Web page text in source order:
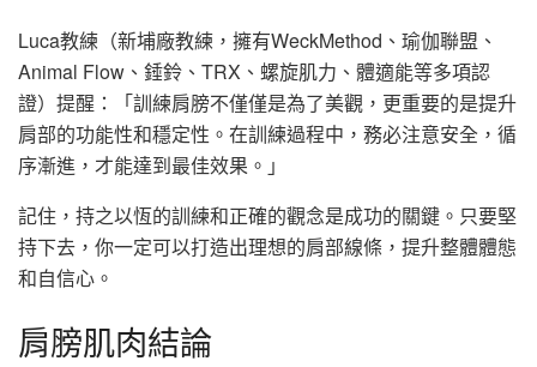
Luca教練（新埔廠教練，擁有WeckMethod、瑜伽聯盟、
Animal Flow、錘鈴、TRX、螺旋肌力、體適能等多項認
證）提醒：「訓練肩膀不僅僅是為了美觀，更重要的是提升
肩部的功能性和穩定性。在訓練過程中，務必注意安全，循
序漸進，才能達到最佳效果。」
記住，持之以恆的訓練和正確的觀念是成功的關鍵。只要堅
持下去，你一定可以打造出理想的肩部線條，提升整體體態
和自信心。
肩膀肌肉結論